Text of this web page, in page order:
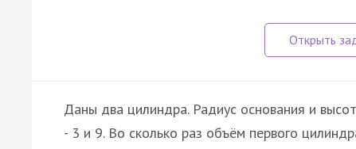
Даны два цилиндра. Радиус основания и
- 3 и 9. Во сколько раз объём первого